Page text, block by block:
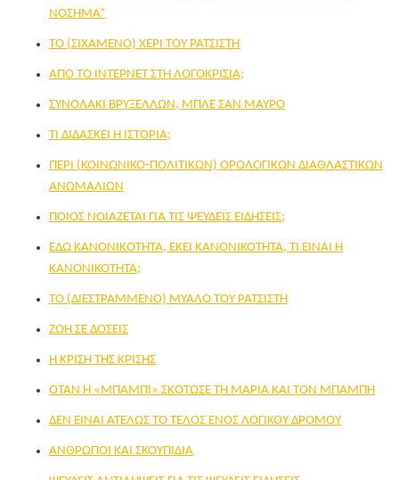
ΝOΣΗΜΑ”
TO (ΣΙΧΑΜΕΝΟ) ΧΕΡΙ ΤΟΥ ΡΑΤΣΙΣΤΗ
ΑΠΟ ΤΟ ΙΝΤΕΡΝΕΤ ΣΤΗ ΛΟΓΟΚΡΙΣΙΑ;
ΣΥΝΟΛΑΚΙ ΒΡΥΞΕΛΛΩΝ, ΜΠΛΕ ΣΑΝ ΜΑΥΡΟ
TI ΔΙΔΑΣΚΕΙ Η ΙΣΤΟΡΙΑ;
ΠΕΡI (ΚΟΙΝΩΝΙΚΟ-ΠΟΛΙΤΙΚΩΝ) ΟΡΟΛΟΓΙΚΩΝ ΔΙΑΘΛΑΣΤΙΚΩΝ
ΑΝΩΜΑΛΙΩΝ
ΠΟΙOΣ ΝΟΙAΖΕΤΑΙ ΓΙΑ ΤΙΣ ΨΕΥΔΕIΣ ΕΙΔHΣΕΙΣ;
ΕΔΩ ΚΑΝΟΝΙΚOΤΗΤΑ, ΕΚΕΙ ΚΑΝΟΝΙΚΟΤΗΤΑ, ΤΙ ΕΙΝΑΙ Η
ΚΑΝΟΝΙΚΟΤΗΤΑ;
TO (ΔΙΕΣΤΡΑΜΜΕΝΟ) ΜΥΑΛΟ ΤΟΥ ΡΑΤΣΙΣΤΗ
ΖΩΗ ΣΕ ΔΟΣΕΙΣ
H ΚΡΙΣΗ ΤΗΣ ΚΡΙΣΗΣ
OΤΑΝ Η «ΜΠAΜΠΙ» ΣΚOΤΩΣΕ ΤΗ ΜΑΡIΑ ΚΑΙ ΤΟΝ ΜΠAΜΠΗ
ΔΕΝ ΕΙΝΑΙ ΑΤΕΛΩΣ ΤΟ ΤΕΛΟΣ ΕΝΟΣ ΛΟΓΙΚΟΥ ΔΡΟΜΟΥ
ΑΝΘΡΩΠΟΙ ΚΑΙ ΣΚΟΥΠΙΔΙΑ